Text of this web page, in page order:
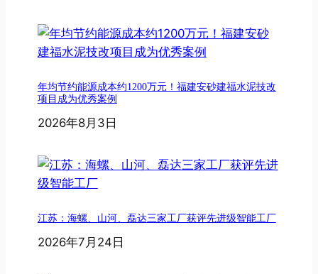
年均节约能源成本约1200万元！福建安砂建福水泥技改
项目成为优秀案例
2026年8月3日
江苏：海螺、山河、磊达三家工厂获评先进级智能工厂
2026年7月24日